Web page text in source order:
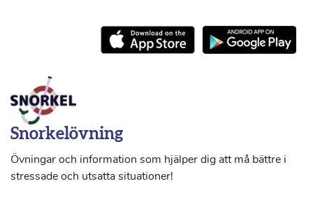
Snorkelövning
Övningar och information som hjälper dig att må bättre i
stressade och utsatta situationer!